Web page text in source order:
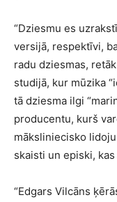
“Dziesmu es
versijā, respektīvi,
radu dziesmas,
studijā, kur mūzika
tā dziesma ilgi
producentu, kurš
māksliniecisko
skaisti un episki,
“Edgars Vilcāns